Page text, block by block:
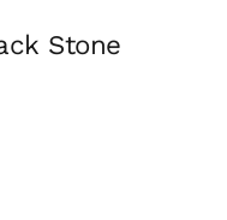
Stone